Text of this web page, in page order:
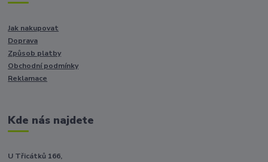
Jak nakupovat
Doprava
Způsob platby
Obchodní podmínky
Reklamace
Kde nás najdete
U Třicátků 166,